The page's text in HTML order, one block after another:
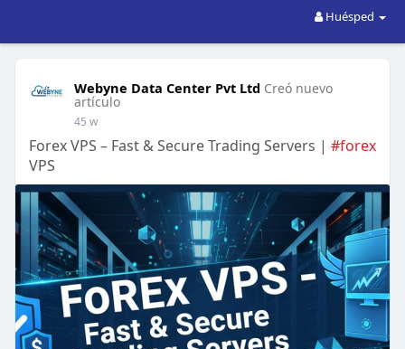
Huésped
Webyne Data Center Pvt Ltd Creó nuevo
artículo
45 w
Forex VPS – Fast & Secure Trading Servers | #forex
VPS